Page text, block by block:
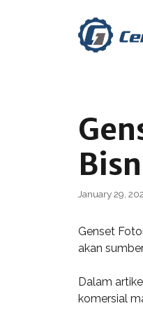
January 29,
Genset
akan
Dalam
komersial